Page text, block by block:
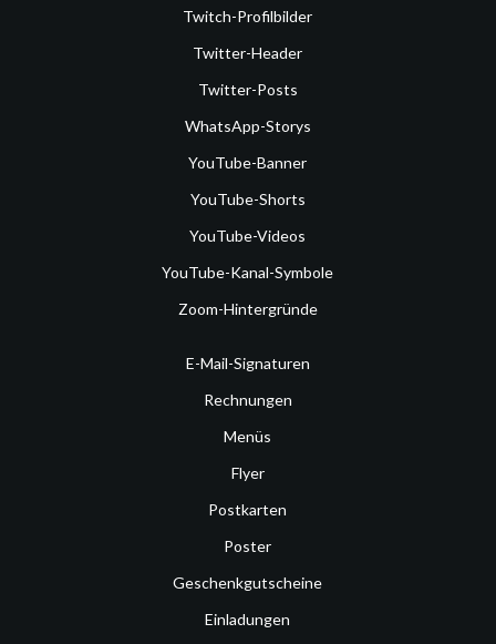
Twitch-Profilbilder
Twitter-Header
Twitter-Posts
WhatsApp-Storys
YouTube-Banner
YouTube-Shorts
YouTube-Videos
YouTube-Kanal-Symbole
Zoom-Hintergründe
E-Mail-Signaturen
Rechnungen
Menüs
Flyer
Postkarten
Poster
Geschenkgutscheine
Einladungen